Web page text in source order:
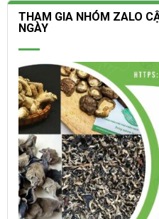
này
có
nhiều
biến
thể.
Các
tùy
chọn
có
thể
được
chọn
trên
trang
sản
phẩm
THAM GIA NHÓM ZALO
NGÀY